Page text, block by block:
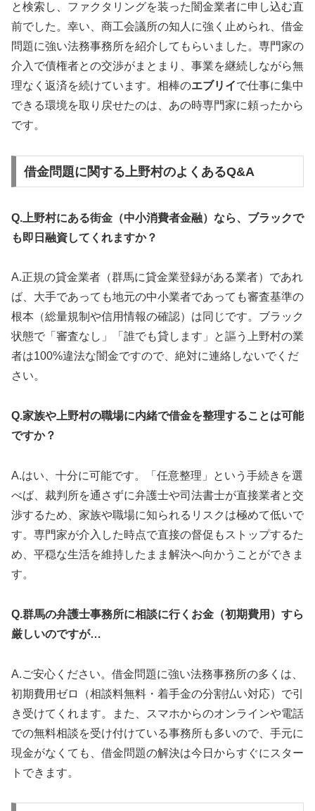
と検索し、ファクタリングを装った闇金業者に申し込む直
前でした。幸い、商工会議所の知人に強く止められ、借金
問題に強い法務事務所を紹介してもらいました。専門家の
介入で債権者との交渉がまとまり、事業を継続しながら無
理なく返済を続けています。相棒のエブリイで仕事に集中
できる環境を取り戻せたのは、あの時専門家に頼ったから
です。
借金問題に関する上野村のよくあるQ&A
Q.上野村にある街金（中小消費者金融）なら、ブラックで
も即日融資してくれますか？
A.正規の貸金業者（群馬に貸金業登録がある業者）であれ
ば、大手であっても地元の中小業者であっても審査基準の
根本（総量規制や信用情報の確認）は同じです。ブラック
状態で「審査なし」「誰でも貸します」と謳う上野村の業
者は100%違法な闇金ですので、絶対に連絡しないでくだ
さい。
Q.家族や上野村の職場に内緒で借金を整理することは可能
ですか？
A.はい、十分に可能です。「任意整理」という手続きを選
べば、裁判所を通さずに弁護士や司法書士が直接業者と交
渉するため、家族や職場に知られるリスクは極めて低いで
す。専門家が介入した時点で直接の督促もストップするた
め、平穏な生活を維持したまま解決へ向かうことができま
す。
Q.群馬の弁護士事務所に相談に行くお金（初期費用）すら
厳しいのですが…
A.ご安心ください。借金問題に強い法務事務所の多くは、
初期費用ゼロ（相談料無料・着手金の分割払い対応）で引
き受けてくれます。また、スマホからのオンラインや電話
での無料相談を受け付けている事務所も多いので、手元に
現金がなくても、借金問題の解決は今日からすぐにスター
トできます。